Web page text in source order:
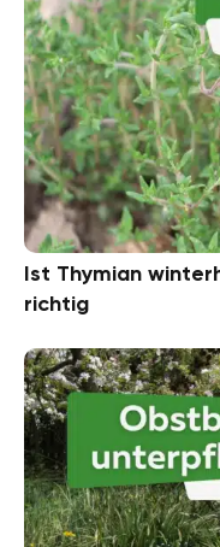
Ist Thymian
richtig